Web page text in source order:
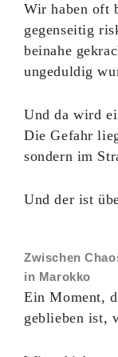
Wir haben oft
gegenseitig
beinahe
ungeduldig
Und da wird
Die Gefahr
sondern im
Und der ist
Zwischen
in Marokko
Ein Moment,
geblieben ist,